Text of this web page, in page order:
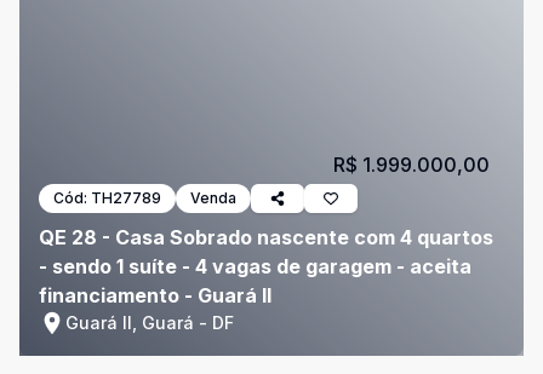
Cód: TH27789 Venda
QE 28 - Casa Sobrado nascente com 4 quartos
- sendo 1 suíte - 4 vagas de garagem - aceita
financiamento - Guará II
Guará II, Guará - DF
R$ 1.999.000,00